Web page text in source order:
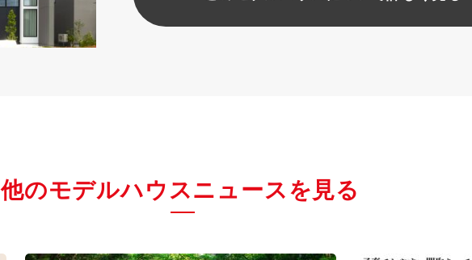
他のモデルハウスニュースを見る